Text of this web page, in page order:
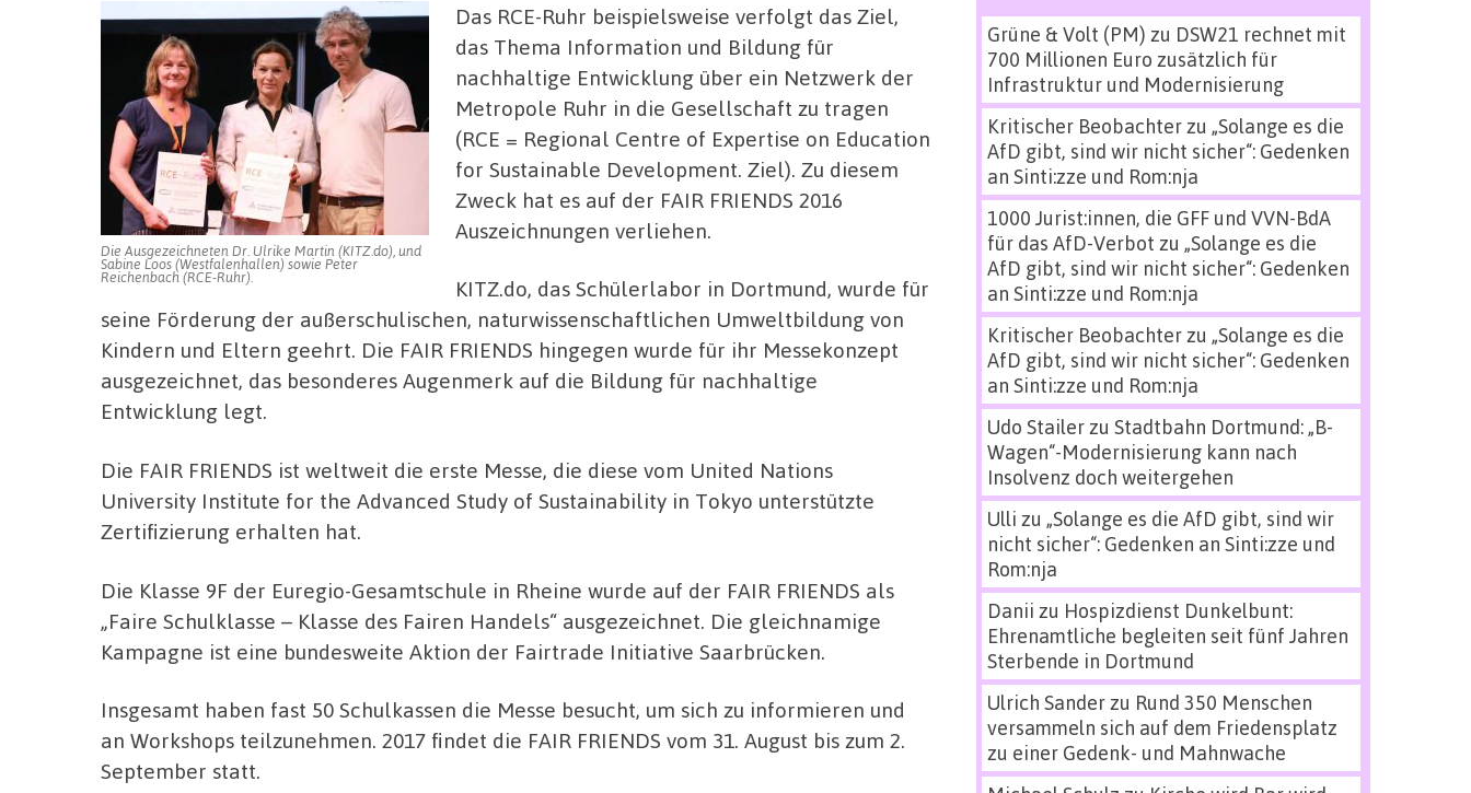
Die Ausgezeichneten Dr. Ulrike Martin (KITZ.do), und
Sabine Loos (Westfalenhallen) sowie Peter
Reichenbach (RCE-Ruhr).
Das RCE-Ruhr beispielsweise verfolgt das Ziel,
das Thema Information und Bildung für
nachhaltige Entwicklung über ein Netzwerk der
Metropole Ruhr in die Gesellschaft zu tragen
(RCE = Regional Centre of Expertise on Education
for Sustainable Development. Ziel). Zu diesem
Zweck hat es auf der FAIR FRIENDS 2016
Auszeichnungen verliehen.
KITZ.do, das Schülerlabor in Dortmund, wurde für
seine Förderung der außerschulischen, naturwissenschaftlichen Umweltbildung von
Kindern und Eltern geehrt. Die FAIR FRIENDS hingegen wurde für ihr Messekonzept
ausgezeichnet, das besonderes Augenmerk auf die Bildung für nachhaltige
Entwicklung legt.
Die FAIR FRIENDS ist weltweit die erste Messe, die diese vom United Nations
University Institute for the Advanced Study of Sustainability in Tokyo unterstützte
Zertifizierung erhalten hat.
Die Klasse 9F der Euregio-Gesamtschule in Rheine wurde auf der FAIR FRIENDS als
„Faire Schulklasse – Klasse des Fairen Handels“ ausgezeichnet. Die gleichnamige
Kampagne ist eine bundesweite Aktion der Fairtrade Initiative Saarbrücken.
Insgesamt haben fast 50 Schulkassen die Messe besucht, um sich zu informieren und
an Workshops teilzunehmen. 2017 findet die FAIR FRIENDS vom 31. August bis zum 2.
September statt.
Grüne & Volt (PM) zu DSW21 rechnet mit
700 Millionen Euro zusätzlich für
Infrastruktur und Modernisierung
Kritischer Beobachterzu „Solange es die
AfD gibt, sind wir nicht sicher“: Gedenken
an Sinti:zze und Rom:nja
1000 Jurist:innen, die GFF und VVN-BdA
für das AfD-Verbot zu „Solange es die
AfD gibt, sind wir nicht sicher“: Gedenken
an Sinti:zze und Rom:nja
Kritischer Beobachterzu „Solange es die
AfD gibt, sind wir nicht sicher“: Gedenken
an Sinti:zze und Rom:nja
Udo Stailerzu Stadtbahn Dortmund: „B-
Wagen“-Modernisierung kann nach
Insolvenz doch weitergehen
Ulli zu „Solange es die AfD gibt, sind wir
nicht sicher“: Gedenken an Sinti:zze und
Rom:nja
Danii zu Hospizdienst Dunkelbunt:
Ehrenamtliche begleiten seit fünf Jahren
Sterbende in Dortmund
Ulrich Sanderzu Rund 350 Menschen
versammeln sich auf dem Friedensplatz
zu einer Gedenk- und Mahnwache